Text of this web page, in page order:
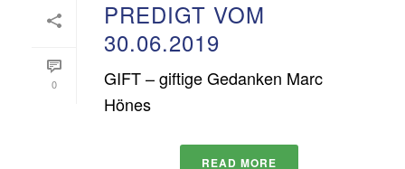
0
PREDIGT VOM
30.06.2019
GIFT – giftige Gedanken Marc
Hönes
READ MORE